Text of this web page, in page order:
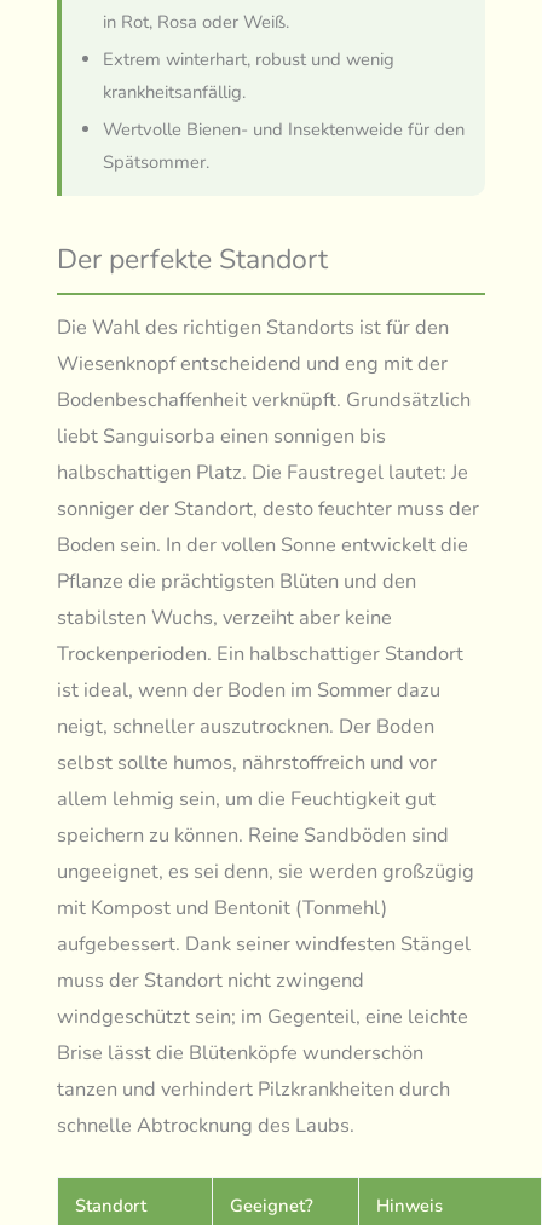
in Rot, Rosa oder Weiß.
Extrem winterhart, robust und wenig
krankheitsanfällig.
Wertvolle Bienen- und Insektenweide für den
Spätsommer.
Der perfekte Standort
Die Wahl des richtigen Standorts ist für den
Wiesenknopf entscheidend und eng mit der
Bodenbeschaffenheit verknüpft. Grundsätzlich
liebt Sanguisorba einen sonnigen bis
halbschattigen Platz. Die Faustregel lautet: Je
sonniger der Standort, desto feuchter muss der
Boden sein. In der vollen Sonne entwickelt die
Pflanze die prächtigsten Blüten und den
stabilsten Wuchs, verzeiht aber keine
Trockenperioden. Ein halbschattiger Standort
ist ideal, wenn der Boden im Sommer dazu
neigt, schneller auszutrocknen. Der Boden
selbst sollte humos, nährstoffreich und vor
allem lehmig sein, um die Feuchtigkeit gut
speichern zu können. Reine Sandböden sind
ungeeignet, es sei denn, sie werden großzügig
mit Kompost und Bentonit (Tonmehl)
aufgebessert. Dank seiner windfesten Stängel
muss der Standort nicht zwingend
windgeschützt sein; im Gegenteil, eine leichte
Brise lässt die Blütenköpfe wunderschön
tanzen und verhindert Pilzkrankheiten durch
schnelle Abtrocknung des Laubs.
Standort Geeignet? Hinweis